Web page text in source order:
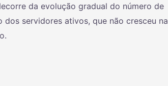
da evolução gradual do número de
servidores ativos, que não cresceu na